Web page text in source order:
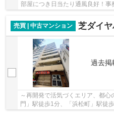
部屋につき日当たり通風良好！
売買 | 中古マンション
芝ダイ
過去掲
～再開発で活気づくエリア、都
門」駅徒歩1分、「浜松町」駅徒